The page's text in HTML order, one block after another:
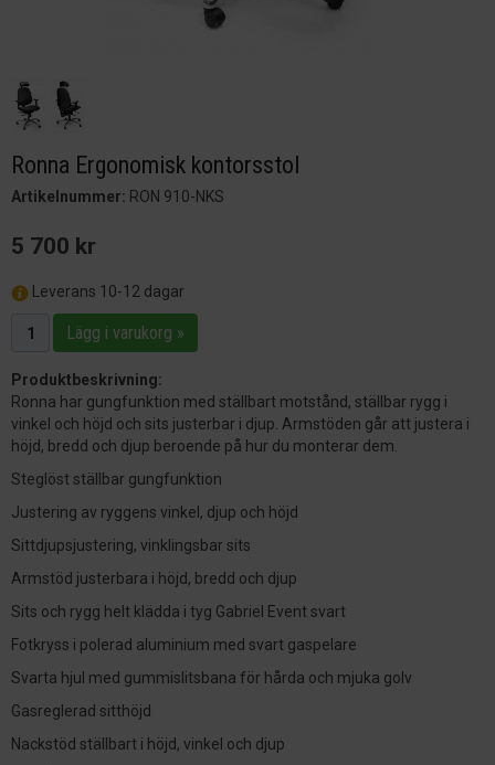
Ronna Ergonomisk kontorsstol
Artikelnummer: RON 910-NKS
5 700 kr
Leverans 10-12 dagar
Lägg i varukorg »
Produktbeskrivning:
Ronna har gungfunktion med ställbart motstånd, ställbar rygg i
vinkel och höjd och sits justerbar i djup. Armstöden går att justera i
höjd, bredd och djup beroende på hur du monterar dem.
Steglöst ställbar gungfunktion
Justering av ryggens vinkel, djup och höjd
Sittdjupsjustering, vinklingsbar sits
Armstöd justerbara i höjd, bredd och djup
Sits och rygg helt klädda i tyg Gabriel Event svart
Fotkryss i polerad aluminium med svart gaspelare
Svarta hjul med gummislitsbana för hårda och mjuka golv
Gasreglerad sitthöjd
Nackstöd ställbart i höjd, vinkel och djup